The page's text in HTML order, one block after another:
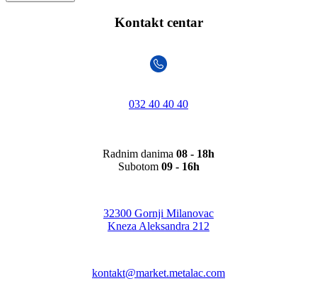
Kontakt centar
032 40 40 40
Radnim danima 08 - 18h
Subotom 09 - 16h
32300 Gornji Milanovac
Kneza Aleksandra 212
kontakt@market.metalac.com